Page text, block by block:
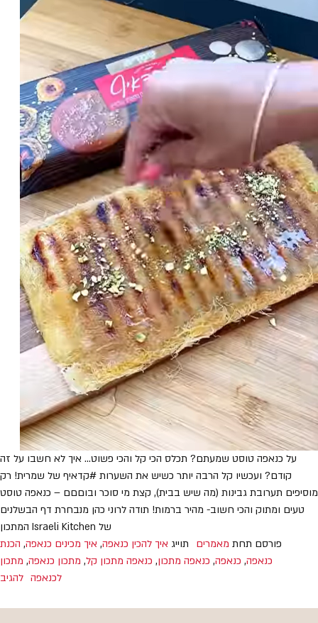
על כנאפה טוסט שמעתם? תכלס הכי קל והכי פשוט… איך לא חשבו על זה
קודם? ועכשיו קל הרבה יותר כשיש את השערות #קדאיף של שמרית! רק
מוסיפים תערובת גבינות (מה שיש בבית), קצת מי סוכר ובוםםם – כנאפה טוסט
טעים ומתוק והכי חשוב- מהיר ברמות! תודה לרוני כהן מנבחרת דף הבשלנים
של Israeli Kitchen המתכון
פורסם תחת מאמרים תוייג איך להכין כנאפה, איך מכינים כנאפה, הכנת
כנאפה, כנאפה, כנאפה מתכון, כנאפה מתכון קל, מתכון כנאפה, מתכון
לכנאפה להגיב